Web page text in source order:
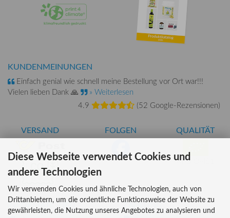
KUNDENMEINUNGEN
Einfach genial wie schnell meine Bestellung vor Ort war!!!
Vielen lieben Dank 🙏
» Weiterlesen
4.9
(52 Google-Rezensionen)
VERSAND FOLGEN QUALITÄT
AT-BIO-401
INFORMATIONEN ZAHLUNG
Diese Webseite verwendet Cookies und
andere Technologien
Wir verwenden Cookies und ähnliche Technologien, auch von
Drittanbietern, um die ordentliche Funktionsweise der Website zu
gewährleisten, die Nutzung unseres Angebotes zu analysieren und